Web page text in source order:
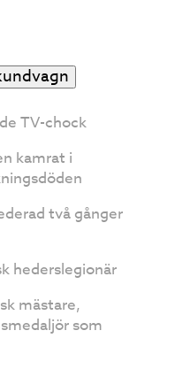
TV-chock
kamrat i
två gånger
hederslegionär
mästare,
som